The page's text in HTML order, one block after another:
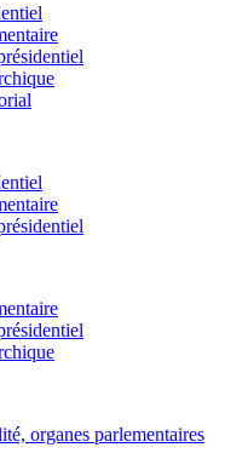
organes parlementaires